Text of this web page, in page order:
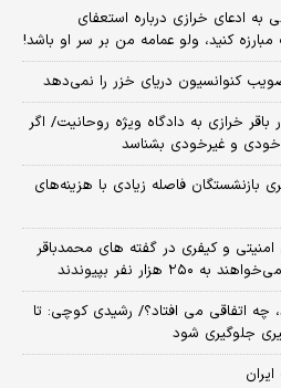
به ادعای خرازی درباره استعفای
کنید، ولو عمامه من بر سر او باشد!
کنوانسیون دریای خزر را نمی‌دهد
باقر خرازی به دادگاه ویژه روحانیت/ اگر
خودی و غیرخودی بشناسد
بازنشستگان فاصله زیادی با هزینه‌های
یا ۴ جرم جدی امنیتی و کیفری در گفته های محمدباقر
نفر بپیوندند
اتفاقی می افتاد؟/ رشیدی کوچی: تا
جلوگیری شود